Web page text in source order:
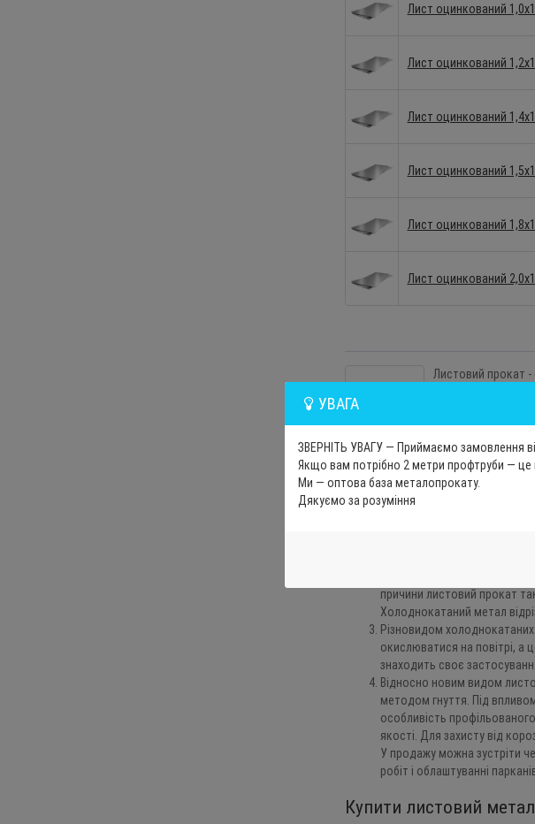
Лист оцинкований
Лист оцинкований
Лист оцинкований
Лист оцинкований
Лист оцинкований
Лист оцинкований
Листовий прокат -
Види
За способом
Гарячекатаний виходить в
тонколистовим і
металу різної ширини.
Гарячекатані листи
призначених для
Холоднокатані листи
причини листовий прокат
Холоднокатаний метал
Різновидом
окислюватися на повітрі, а
знаходить своє
Відносно новим видом
методом гнуття. Під
особливість
якості. Для захисту від
У продажу можна зустріти
робіт і облаштуванні
Купити листовий
УВАГА
ЗВЕРНІТЬ УВАГУ — Приймаємо замовлення
Якщо вам потрібно 2 метри профтруби — це
Ми — оптова база металопрокату.
Дякуємо за розуміння